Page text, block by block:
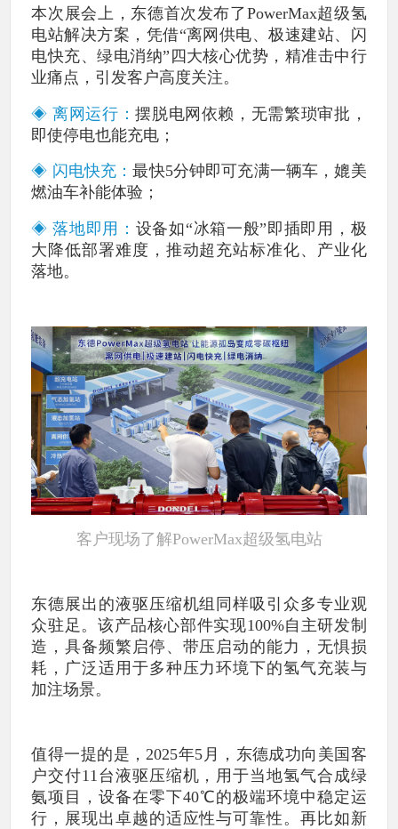
本次展会上，东德首次发布了PowerMax超级氢
电站解决方案，凭借“离网供电、极速建站、闪
电快充、绿电消纳”四大核心优势，精准击中行
业痛点，引发客户高度关注。
◈ 离网运行：摆脱电网依赖，无需繁琐审批，
即使停电也能充电；
◈ 闪电快充：最快5分钟即可充满一辆车，媲美
燃油车补能体验；
◈ 落地即用： 设备如“冰箱一般”即插即用，极
大降低部署难度，推动超充站标准化、产业化
落地。
客户现场了解PowerMax超级氢电站
东德展出的液驱压缩机组同样吸引众多专业观
众驻足。该产品核心部件实现100%自主研发制
造，具备频繁启停、带压启动的能力，无惧损
耗，广泛适用于多种压力环境下的氢气充装与
加注场景。
值得一提的是，2025年5月，东德成功向美国客
户交付11台液驱压缩机，用于当地氢气合成绿
氨项目，设备在零下40℃的极端环境中稳定运
行，展现出卓越的适应性与可靠性。再比如新